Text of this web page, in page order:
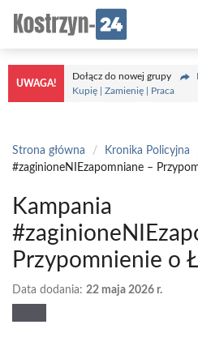
treści
UWAGA!
Dołącz do nowej grupy
Kupię | Zamienię | Praca
Strona główna / Kronika Policyjna
#zaginioneNIEzapomniane –
Kampania
Przypomnienie o
Data dodania: 22 maja 2026 r.